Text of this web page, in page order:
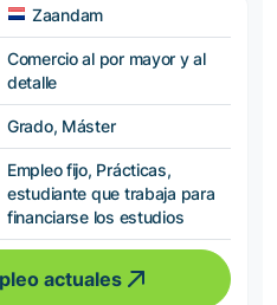
Zaandam
Comercio al por mayor y al
detalle
Grado, Máster
Empleo fijo, Prácticas,
estudiante que trabaja para
financiarse los estudios
actuales